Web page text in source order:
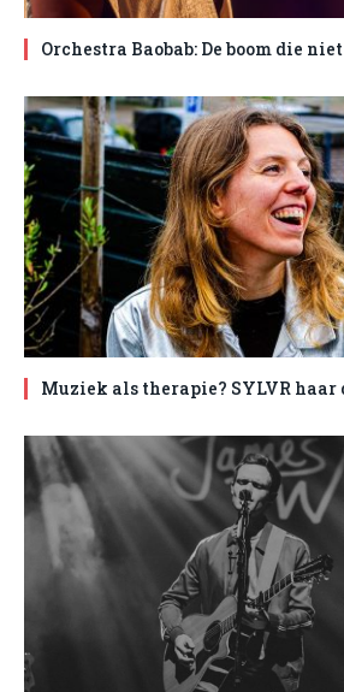
Orchestra Baobab: De boom die
Muziek als therapie? SYLVR haar